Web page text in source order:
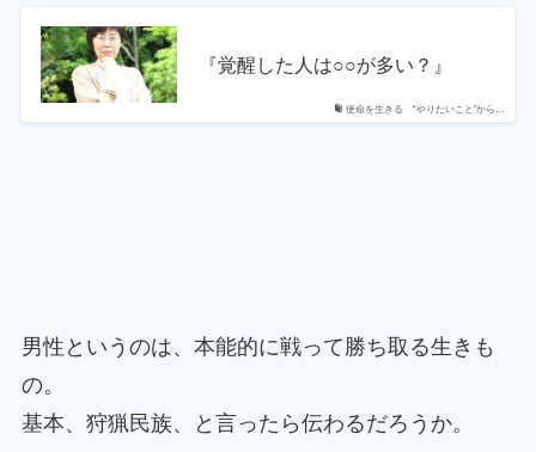
使命を生きる “やりたいこと”から…
『覚醒した人は○○が多い？』
男性というのは、本能的に戦って勝ち取る生きも
の。
基本、狩猟民族、と言ったら伝わるだろうか。